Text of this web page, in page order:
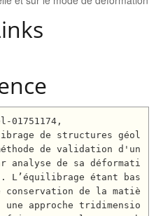
01751174,
de validation d'un
analyse de sa déformati
L’équilibrage étant bas
de la matiè
approche tridimensio